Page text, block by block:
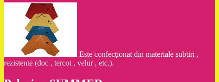
Este confecţionat din materiale subţiri ,
rezistente (doc , tercot , velur , etc.).